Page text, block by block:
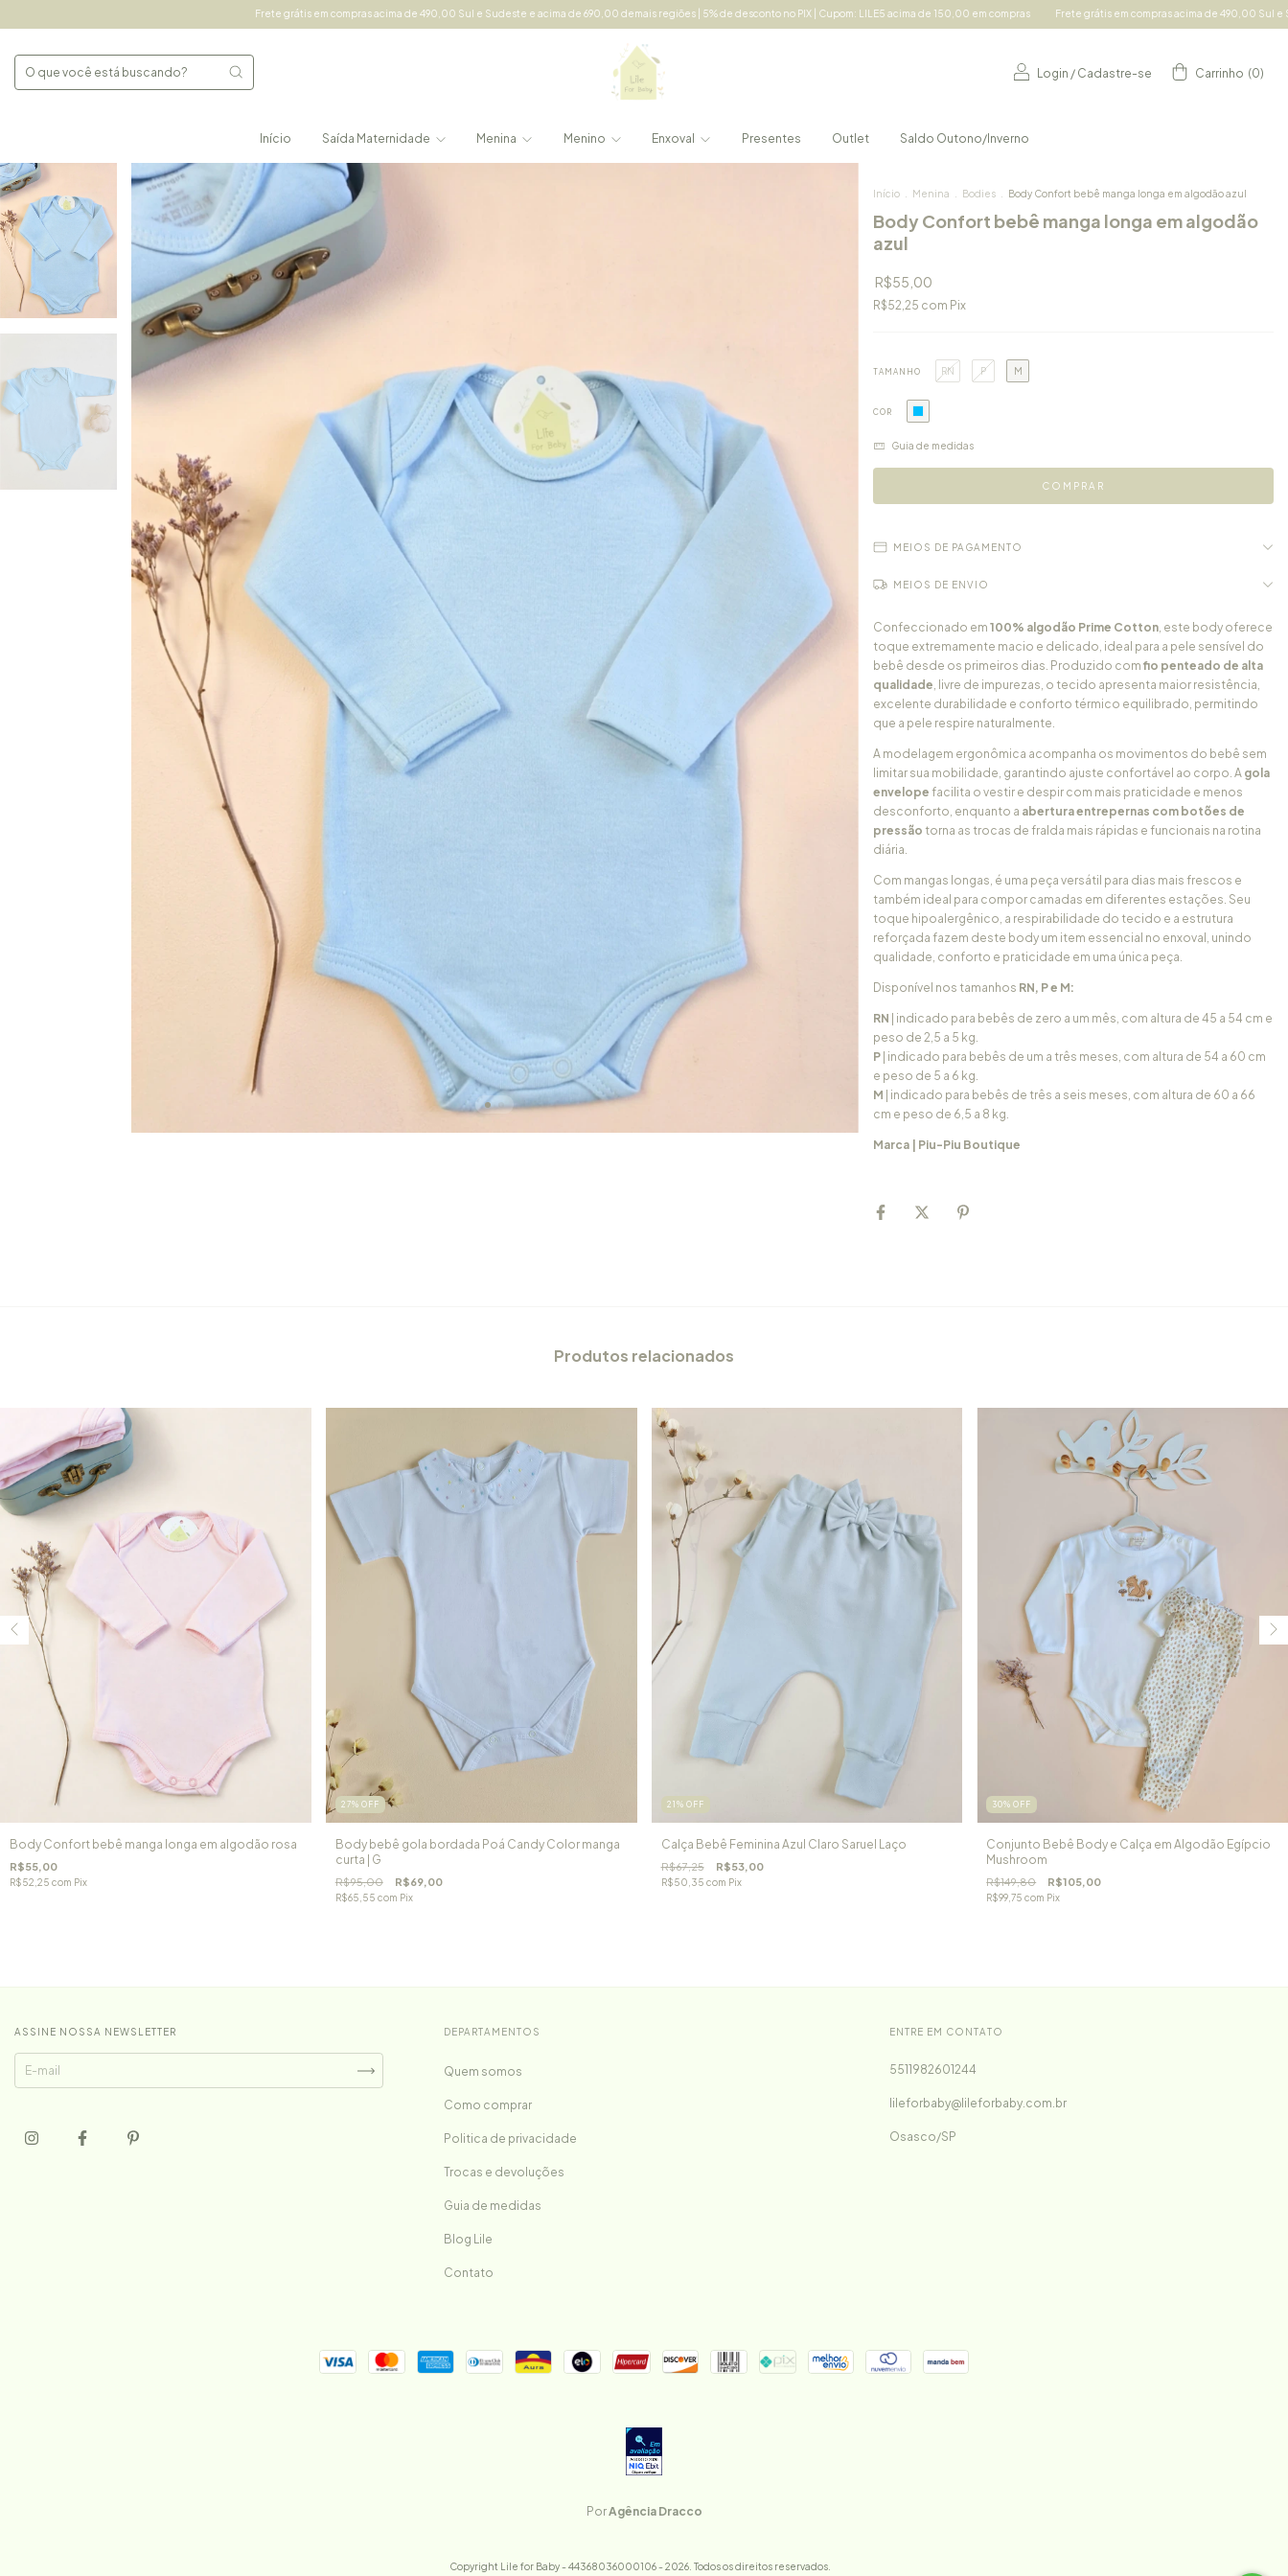
Frete grátis em compras acima de 490,00 Sul e Sudeste e acima de 690,00 demais regiões | 5% de desconto no PIX | Cupom: LILE5 acima de 150,00 em compras Frete grátis em compras acima de 490,00 Sul e Sudeste e acima de
Login / Cadastre-se Carrinho (0)
Início Saída Maternidade Menina Menino Enxoval Presentes Outlet Saldo Outono/Inverno
Início Menina Bodies Body Confort bebê manga longa em algodão azul
Body Confort bebê manga longa em algodão
azul
R$55,00
R$52,25 com Pix
TAMANHO RN P M
COR
Guia de medidas
MEIOS DE PAGAMENTO
MEIOS DE ENVIO
Confeccionado em 100% algodão Prime Cotton, este body oferece
toque extremamente macio e delicado, ideal para a pele sensível do
bebê desde os primeiros dias. Produzido com fio penteado de alta
qualidade, livre de impurezas, o tecido apresenta maior resistência,
excelente durabilidade e conforto térmico equilibrado, permitindo
que a pele respire naturalmente.
A modelagem ergonômica acompanha os movimentos do bebê sem
limitar sua mobilidade, garantindo ajuste confortável ao corpo. A gola
envelope facilita o vestir e despir com mais praticidade e menos
desconforto, enquanto a abertura entrepernas com botões de
pressão torna as trocas de fralda mais rápidas e funcionais na rotina
diária.
Com mangas longas, é uma peça versátil para dias mais frescos e
também ideal para compor camadas em diferentes estações. Seu
toque hipoalergênico, a respirabilidade do tecido e a estrutura
reforçada fazem deste body um item essencial no enxoval, unindo
qualidade, conforto e praticidade em uma única peça.
Disponível nos tamanhos RN, P e M:
RN | indicado para bebês de zero a um mês, com altura de 45 a 54 cm e
peso de 2,5 a 5 kg.
P | indicado para bebês de um a três meses, com altura de 54 a 60 cm
e peso de 5 a 6 kg.
M | indicado para bebês de três a seis meses, com altura de 60 a 66
cm e peso de 6,5 a 8 kg.
Marca | Piu-Piu Boutique
Produtos relacionados
Body Confort bebê manga longa em algodão rosa
R$55,00
R$52,25 com Pix
27% OFF
Body bebê gola bordada Poá Candy Color manga
curta | G
R$95,00 R$69,00
R$65,55 com Pix
21 % OFF
Calça Bebê Feminina Azul Claro Saruel Laço
R$67,25 R$53,00
R$50,35 com Pix
30%OFF
Conjunto Bebê Body e Calça em Algodão Egípcio
Mushroom
R$149,80 R$105,00
R$99,75com Pix
ASSINE NOSSA NEWSLETTER DEPARTAMENTOS
Quem somos
Como comprar
Politica de privacidade
Trocas e devoluções
Guia de medidas
Blog Lile
Contato
ENTRE EM CONTATO
5511982601244
lileforbaby@lileforbaby.com.br
Osasco/SP
PorAgência Dracco
Copyright Lile for Baby - 44368036000106 - 2026. Todos os direitos reservados.